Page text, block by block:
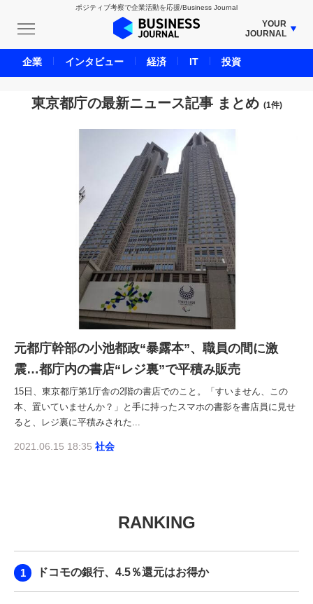
ポジティブ考察で企業活動を応援/Business Journal
YOUR
JOURNAL
BUSINESS JOURNAL
UNICORN JOURNAL
CARBON CREDITS JOURNAL
ENERGY MANAGEMENT JOURNAL
INBOUND JOURNAL
LIFE ENDING JOURNAL
AI JOURNAL
REAL ESTATE BROKERAGE JOURNAL
SMART MARKETING JOURNAL
BPaaS JOURNAL
ADOPTABLE DOG JOURNAL
東京都庁の最新ニュース記事 まとめ (1件)
元都庁幹部の小池都政“暴露本”、職員の間に激
震…都庁内の書店“レジ裏”で平積み販売
15日、東京都庁第1庁舎の2階の書店でのこと。「すいません、この
本、置いていませんか？」と手に持ったスマホの書影を書店員に見せ
ると、レジ裏に平積みされた...
2021.06.15 18:35 社会
RANKING
ドコモの銀行、4.5％還元はお得か
企業 インタビュー 経済 IT 投資